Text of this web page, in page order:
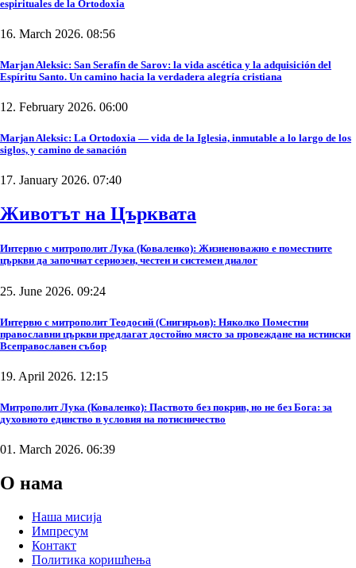
espirituales de la Ortodoxia
16. March 2026. 08:56
Marjan Aleksic: San Serafín de Sarov: la vida ascética y la adquisición del
Espíritu Santo. Un camino hacia la verdadera alegría cristiana
12. February 2026. 06:00
Marjan Aleksic: La Ortodoxia — vida de la Iglesia, inmutable a lo largo de los
siglos, y camino de sanación
17. January 2026. 07:40
Животът на Църквата
Интервю с митрополит Лука (Коваленко): Жизненоважно е поместните
църкви да започнат сериозен, честен и системен диалог
25. June 2026. 09:24
Интервю с митрополит Теодосий (Снигирьов): Няколко Поместни
православни църкви предлагат достойно място за провеждане на истински
Всеправославен събор
19. April 2026. 12:15
Митрополит Лука (Коваленко): Паството без покрив, но не без Бога: за
духовното единство в условия на потисничество
01. March 2026. 06:39
О нама
Наша мисија
Импресум
Контакт
Политика коришћења